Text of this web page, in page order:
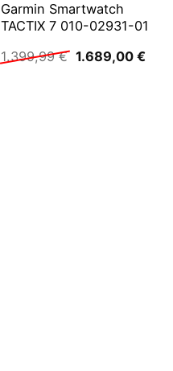
Garmin Smartwatch
TACTIX 7 010-02931-01
1.399,99€ Ursprünglicher
1.689,00 €